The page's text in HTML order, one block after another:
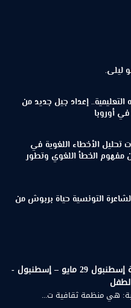
ليلى.
إعداد جيل جديد من
أوروبا
تحليل الأخطاء اللغوية في
مفهوم الخطأ اللغوي وتطور
التونسية حياة بربوش من
زيارة علمية إلى جامعة مرمرة وجامعة إسطنبول 29 مايو – إسطنبول -
هي منظمة ثقافية ت...